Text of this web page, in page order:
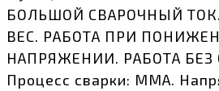
БОЛЬШОЙ СВАРОЧНЫЙ
ВЕС. РАБОТА ПРИ
НАПРЯЖЕНИИ. РАБОТА БЕЗ
Процесс сварки: ММА.